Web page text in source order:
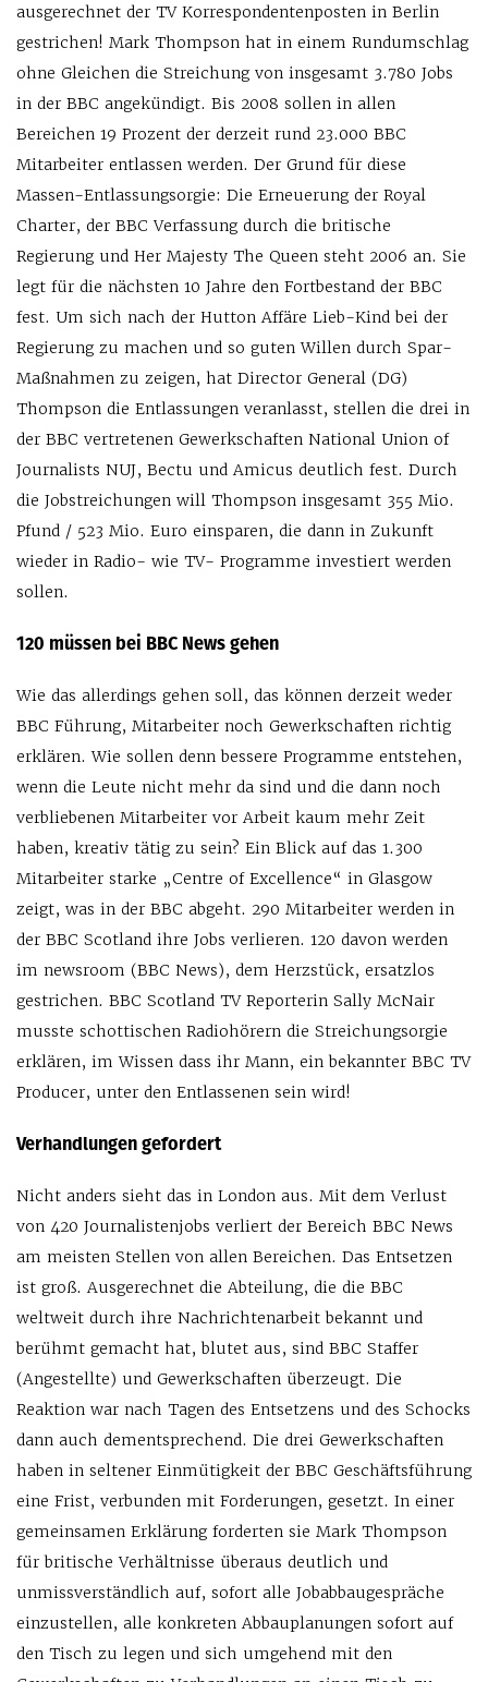
ausgerechnet der TV Korrespondentenposten in Berlin
gestrichen! Mark Thompson hat in einem Rundumschlag
ohne Gleichen die Streichung von insgesamt 3.780 Jobs
in der BBC angekündigt. Bis 2008 sollen in allen
Bereichen 19 Prozent der derzeit rund 23.000 BBC
Mitarbeiter entlassen werden. Der Grund für diese
Massen-Entlassungsorgie: Die Erneuerung der Royal
Charter, der BBC Verfassung durch die britische
Regierung und Her Majesty The Queen steht 2006 an. Sie
legt für die nächsten 10 Jahre den Fortbestand der BBC
fest. Um sich nach der Hutton Affäre Lieb-Kind bei der
Regierung zu machen und so guten Willen durch Spar-
Maßnahmen zu zeigen, hat Director General (DG)
Thompson die Entlassungen veranlasst, stellen die drei in
der BBC vertretenen Gewerkschaften National Union of
Journalists NUJ, Bectu und Amicus deutlich fest. Durch
die Jobstreichungen will Thompson insgesamt 355 Mio.
Pfund / 523 Mio. Euro einsparen, die dann in Zukunft
wieder in Radio- wie TV- Programme investiert werden
sollen.
120 müssen bei BBC News gehen
Wie das allerdings gehen soll, das können derzeit weder
BBC Führung, Mitarbeiter noch Gewerkschaften richtig
erklären. Wie sollen denn bessere Programme entstehen,
wenn die Leute nicht mehr da sind und die dann noch
verbliebenen Mitarbeiter vor Arbeit kaum mehr Zeit
haben, kreativ tätig zu sein? Ein Blick auf das 1.300
Mitarbeiter starke „Centre of Excellence“ in Glasgow
zeigt, was in der BBC abgeht. 290 Mitarbeiter werden in
der BBC Scotland ihre Jobs verlieren. 120 davon werden
im newsroom (BBC News), dem Herzstück, ersatzlos
gestrichen. BBC Scotland TV Reporterin Sally McNair
musste schottischen Radiohörern die Streichungsorgie
erklären, im Wissen dass ihr Mann, ein bekannter BBC TV
Producer, unter den Entlassenen sein wird!
Verhandlungen gefordert
Nicht anders sieht das in London aus. Mit dem Verlust
von 420 Journalistenjobs verliert der Bereich BBC News
am meisten Stellen von allen Bereichen. Das Entsetzen
ist groß. Ausgerechnet die Abteilung, die die BBC
weltweit durch ihre Nachrichtenarbeit bekannt und
berühmt gemacht hat, blutet aus, sind BBC Staffer
(Angestellte) und Gewerkschaften überzeugt. Die
Reaktion war nach Tagen des Entsetzens und des Schocks
dann auch dementsprechend. Die drei Gewerkschaften
haben in seltener Einmütigkeit der BBC Geschäftsführung
eine Frist, verbunden mit Forderungen, gesetzt. In einer
gemeinsamen Erklärung forderten sie Mark Thompson
für britische Verhältnisse überaus deutlich und
unmissverständlich auf, sofort alle Jobabbaugespräche
einzustellen, alle konkreten Abbauplanungen sofort auf
den Tisch zu legen und sich umgehend mit den